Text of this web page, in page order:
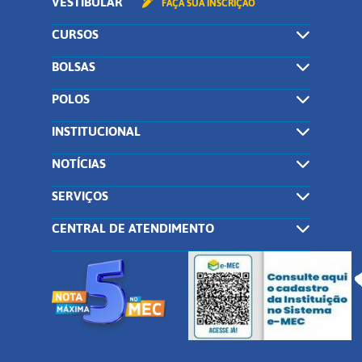
CURSOS
BOLSAS
POLOS
INSTITUCIONAL
NOTÍCIAS
SERVIÇOS
CENTRAL DE ATENDIMENTO